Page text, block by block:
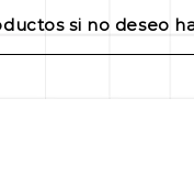
nuestro equipo
si no deseo
a viernes, de 9:00